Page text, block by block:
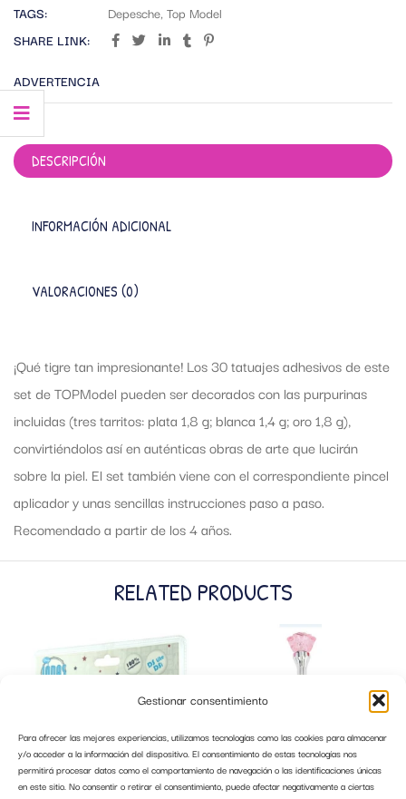
Gestionar consentimiento
Para ofrecer las mejores experiencias, utilizamos tecnologías como las cookies para almacenar
y/o acceder a la información del dispositivo. El consentimiento de estas tecnologías nos
permitirá procesar datos como el comportamiento de navegación o las identificaciones únicas
en este sitio. No consentir o retirar el consentimiento, puede afectar negativamente a ciertas
TAGS:
Depesche, Top Model
SHARE LINK:
ADVERTENCIA
DESCRIPCIÓN
INFORMACIÓN ADICIONAL
VALORACIONES (0)
¡Qué tigre tan impresionante! Los 30 tatuajes adhesivos de este
set de TOPModel pueden ser decorados con las purpurinas
incluidas (tres tarritos: plata 1,8 g; blanca 1,4 g; oro 1,8 g),
convirtiéndolos así en auténticas obras de arte que lucirán
sobre la piel. El set también viene con el correspondiente pincel
aplicador y unas sencillas instrucciones paso a paso.
Recomendado a partir de los 4 años.
RELATED PRODUCTS